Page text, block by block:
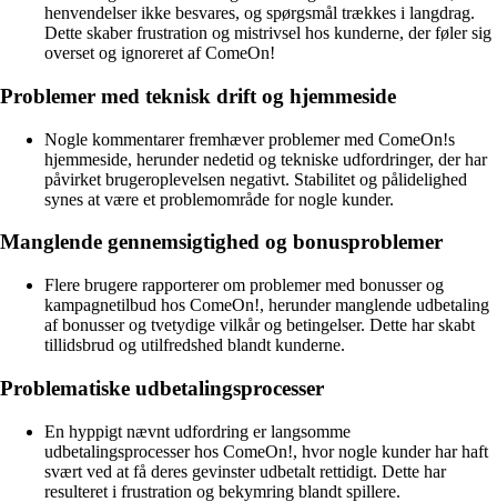
henvendelser ikke besvares, og spørgsmål trækkes i langdrag.
Dette skaber frustration og mistrivsel hos kunderne, der føler sig
overset og ignoreret af ComeOn!
Problemer med teknisk drift og hjemmeside
Nogle kommentarer fremhæver problemer med ComeOn!s
hjemmeside, herunder nedetid og tekniske udfordringer, der har
påvirket brugeroplevelsen negativt. Stabilitet og pålidelighed
synes at være et problemområde for nogle kunder.
Manglende gennemsigtighed og bonusproblemer
Flere brugere rapporterer om problemer med bonusser og
kampagnetilbud hos ComeOn!, herunder manglende udbetaling
af bonusser og tvetydige vilkår og betingelser. Dette har skabt
tillidsbrud og utilfredshed blandt kunderne.
Problematiske udbetalingsprocesser
En hyppigt nævnt udfordring er langsomme
udbetalingsprocesser hos ComeOn!, hvor nogle kunder har haft
svært ved at få deres gevinster udbetalt rettidigt. Dette har
resulteret i frustration og bekymring blandt spillere.